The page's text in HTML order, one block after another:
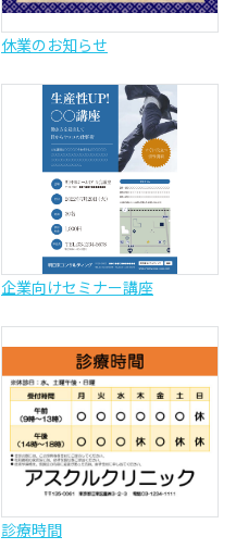
休業のお知らせ
企業向けセミナー講座
診療時間